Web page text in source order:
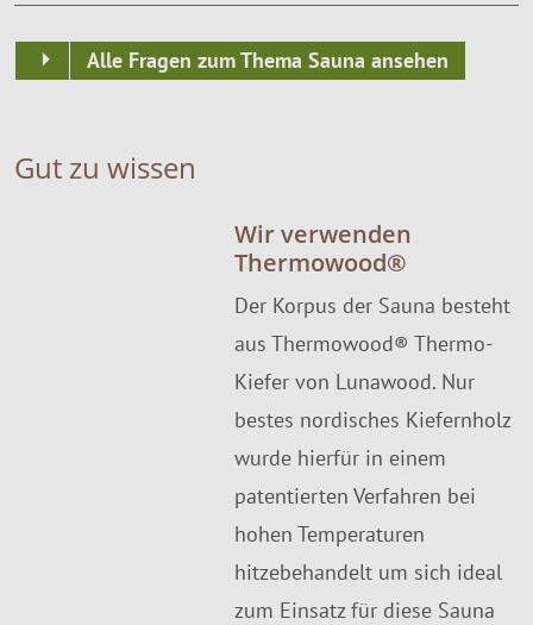
Alle Fragen zum Thema Sauna ansehen
Gut zu wissen
Wir verwenden
Thermowood®
Der Korpus der Sauna besteht
aus Thermowood® Thermo-
Kiefer von Lunawood. Nur
bestes nordisches Kiefernholz
wurde hierfür in einem
patentierten Verfahren bei
hohen Temperaturen
hitzebehandelt um sich ideal
zum Einsatz für diese Sauna